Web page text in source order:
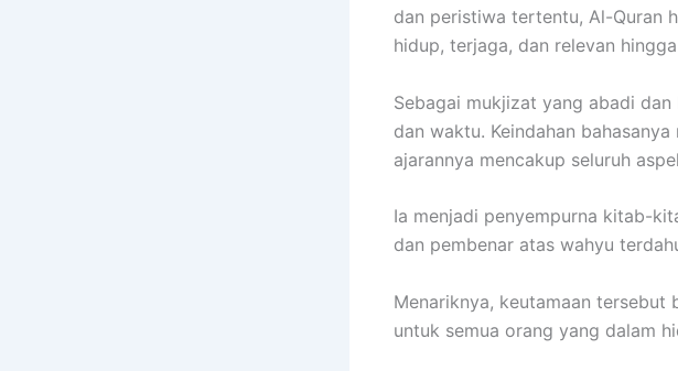
dan peristiwa tertentu, Al-Quran
hidup, terjaga, dan relevan
Sebagai mukjizat yang abadi
dan waktu. Keindahan
ajarannya mencakup seluruh
Ia menjadi penyempurna kitab-
dan pembenar atas wahyu
Menariknya, keutamaan tersebut
untuk semua orang yang dalam